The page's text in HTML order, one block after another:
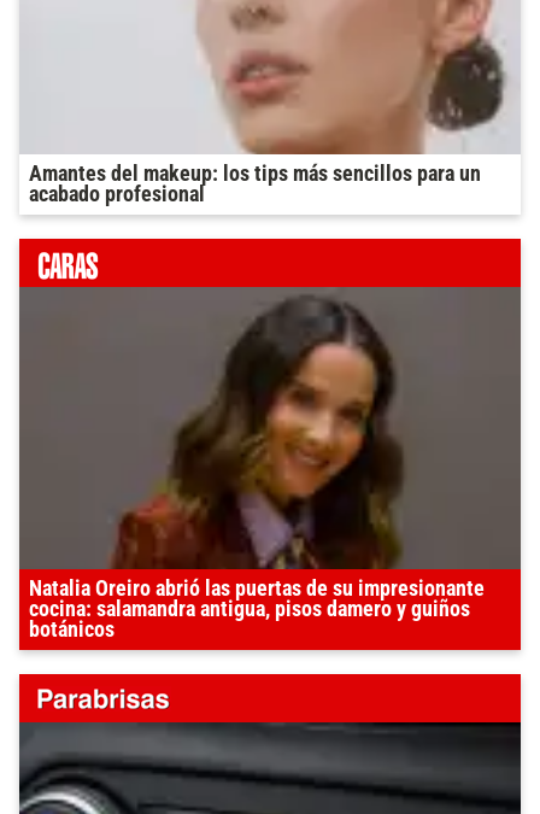
Amantes del makeup: los tips más sencillos para un
acabado profesional
Natalia Oreiro abrió las puertas de su impresionante
cocina: salamandra antigua, pisos damero y guiños
botánicos